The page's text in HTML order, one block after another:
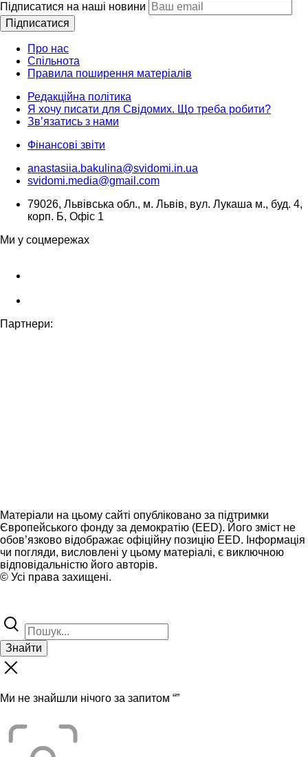
Підписатися на наші новини
Підписатися
Про нас
Спільнота
Правила поширення матеріалів
Редакційна політика
Я хочу писати для Свідомих. Що треба робити?
Зв’язатись з нами
Фінансові звіти
anastasiia.bakulina@svidomi.in.ua
svidomi.media@gmail.com
79026, Львівська обл., м. Львів, вул. Лукаша м., буд. 4,
корп. Б, Офіс 1
Ми у соцмережах
Партнери:
Матеріали на цьому сайті опубліковано за підтримки
Європейського фонду за демократію (EED). Його зміст не
обов’язково відображає офіційну позицію EED. Інформація
чи погляди, висловлені у цьому матеріалі, є виключною
відповідальністю його авторів.
© Усі права захищені.
Знайти
Ми не знайшли нічого за запитом “”